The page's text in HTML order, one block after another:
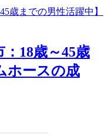
18歳～45歳
ホースの成